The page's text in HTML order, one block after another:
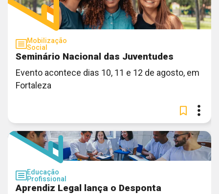
Mobilização
Social
Seminário Nacional das Juventudes
Evento acontece dias 10, 11 e 12 de agosto, em
Fortaleza
Educação
Profissional
Aprendiz Legal lança o Desponta